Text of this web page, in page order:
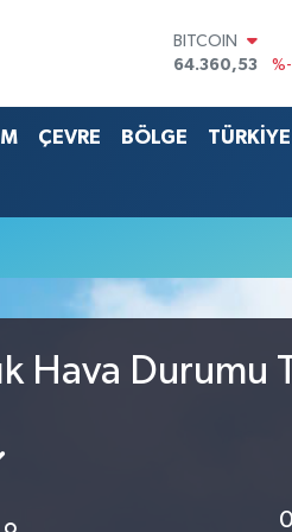
BITCOIN
64.360,53
EURO
BİST100
13.887
ÇEVRE BÖLGE TÜRKİYE
Hava Durumu